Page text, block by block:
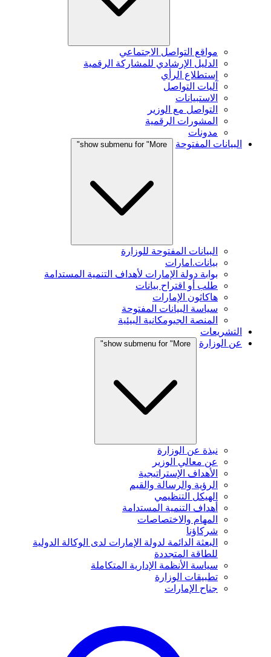
مواقع التواصل الاجتماعي
الدليل الإرشادي للمشاركة الرقمية
إستطلاع الرأي
آليات التواصل
الاستبيانات
التواصل مع الوزير
المشورات الرقمية
مدونات
البيانات المفتوحة
show submenu for "More"
البيانات المفتوحة للوزارة
بيانات.امارات
بوابة دولة الإمارات لأهداف التنمية المستدامة
طلب أو اقتراح بيانات
هاكاثون الإمارات
سياسة البيانات المفتوحة
المنصة الجيومكانية البيئية
التشريعات
عن الوزارة
show submenu for "More"
نبذة عن الوزارة
عن معالي الوزير
الأهداف الإستراتيجية
الرؤية والرسالة والقيم
الهيكل التنظيمي
أهداف التنمية المستدامة
المهام والاختصاصات
شركاؤنا
البعثة الدائمة لدولة الإمارات لدى الوكالة الدولية
للطاقة المتجددة
سياسة الأنظمة الإدارية المتكاملة
تطبيقات الوزارة
جناح الإمارات